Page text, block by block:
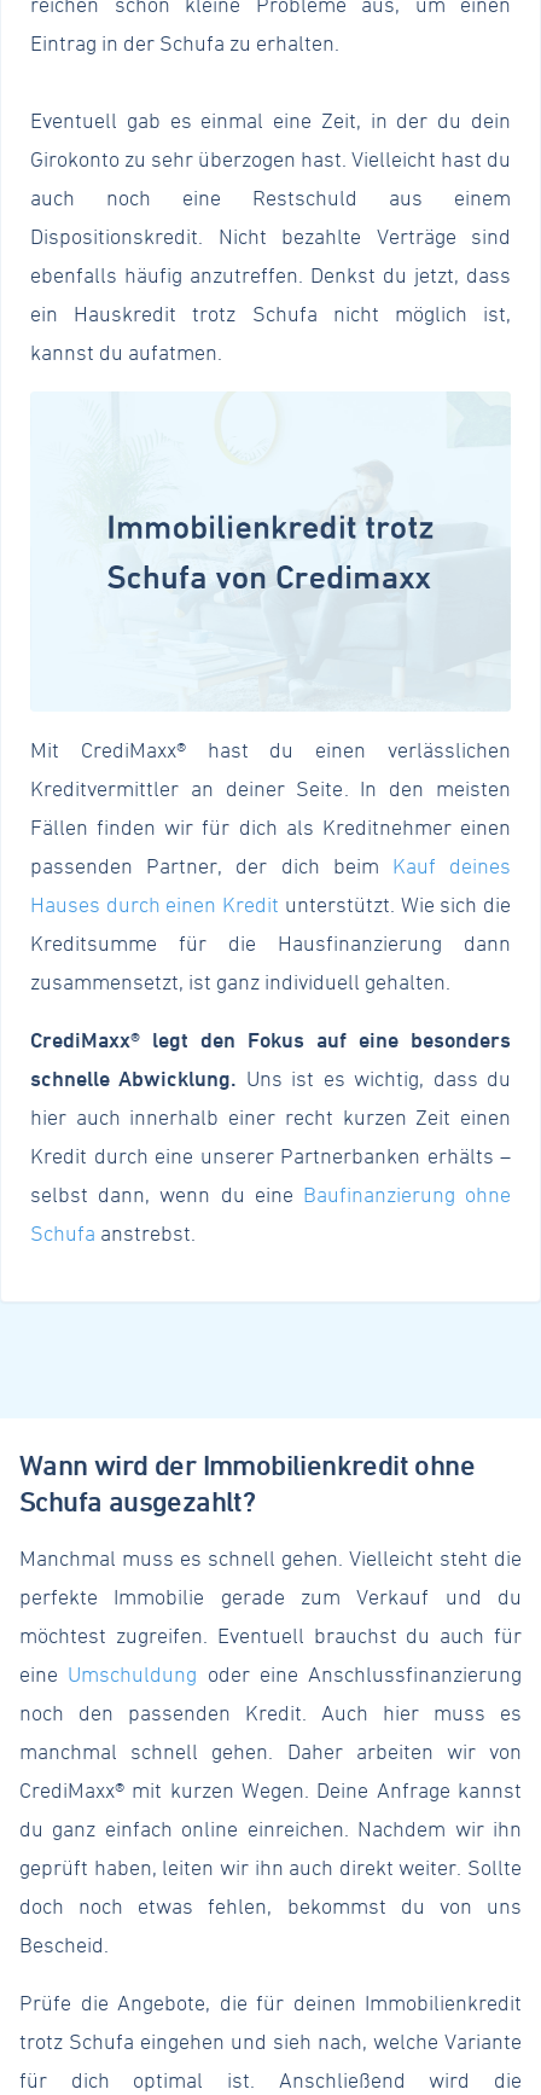
Eintrag in der Schufa zu erhalten.
Eventuell gab es einmal eine Zeit, in der du dein
Girokonto zu sehr überzogen hast. Vielleicht hast du
auch noch eine Restschuld aus einem
Dispositionskredit. Nicht bezahlte Verträge sind
ebenfalls häufig anzutreffen. Denkst du jetzt, dass
ein Hauskredit trotz Schufa nicht möglich ist,
kannst du aufatmen.
Mit CrediMaxx® hast du einen verlässlichen
Kreditvermittler an deiner Seite. In den meisten
Fällen finden wir für dich als Kreditnehmer einen
passenden Partner, der dich beim Kauf deines
Hauses durch einen Kredit unterstützt. Wie sich die
Kreditsumme für die Hausfinanzierung dann
zusammensetzt, ist ganz individuell gehalten.
CrediMaxx® legt den Fokus auf eine besonders
schnelle Abwicklung. Uns ist es wichtig, dass du
hier auch innerhalb einer recht kurzen Zeit einen
Kredit durch eine unserer Partnerbanken erhälts –
selbst dann, wenn du eine Baufinanzierung ohne
Schufa anstrebst.
Wann wird der Immobilienkredit ohne
Schufa ausgezahlt?
Manchmal muss es schnell gehen. Vielleicht steht die
perfekte Immobilie gerade zum Verkauf und du
möchtest zugreifen. Eventuell brauchst du auch für
eine Umschuldung oder eine Anschlussfinanzierung
noch den passenden Kredit. Auch hier muss es
manchmal schnell gehen. Daher arbeiten wir von
CrediMaxx® mit kurzen Wegen. Deine Anfrage kannst
du ganz einfach online einreichen. Nachdem wir ihn
geprüft haben, leiten wir ihn auch direkt weiter. Sollte
doch noch etwas fehlen, bekommst du von uns
Bescheid.
Prüfe die Angebote, die für deinen Immobilienkredit
trotz Schufa eingehen und sieh nach, welche Variante
für dich optimal ist. Anschließend wird die